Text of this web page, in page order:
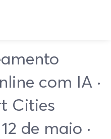
com IA ·
Cities
de maio ·